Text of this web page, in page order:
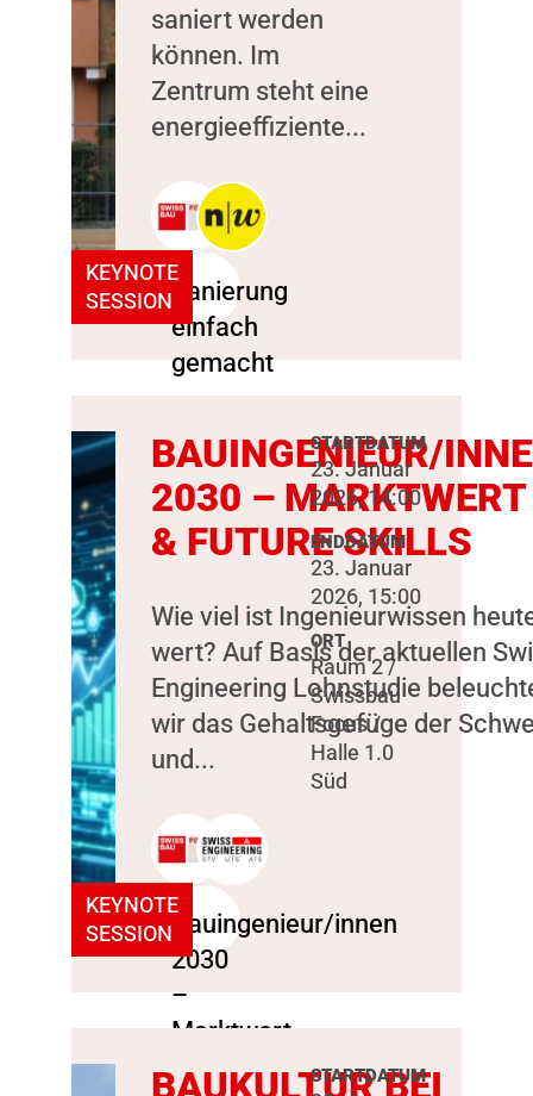
KEYNOTE
SESSION
saniert werden
können. Im
Zentrum steht eine
energieeffiziente...
KEYNOTE
SESSION
BAUINGENIEUR/
2030 – MARKTWERT
& FUTURE SKILLS
Wie viel ist Ingenieurwissen
wert? Auf Basis der aktuellen
Engineering Lohnstudie
wir das Gehaltsgefüge der
und...
STARTDATUM
23. Januar
2026, 14:00
ENDDATUM
23. Januar
2026, 15:00
ORT
Raum 2 /
Swissbau
Focus /
Halle 1.0
Süd
BAUKULTUR BEI
STARTDATUM